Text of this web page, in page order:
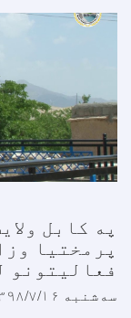
په کابل
پرمختیا
فعالیتونو
سه‌شنبه ۱۳۹۸/۷/۱۶ - ۱۵:۲۴